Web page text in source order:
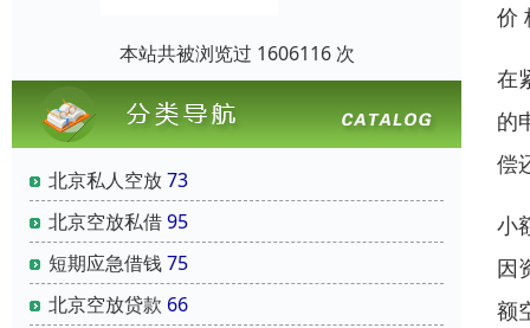
本站共被浏览过 1606116 次
北京私人空放73
北京空放私借95
短期应急借钱75
北京空放贷款 66
价
在
的
偿
小
因
额